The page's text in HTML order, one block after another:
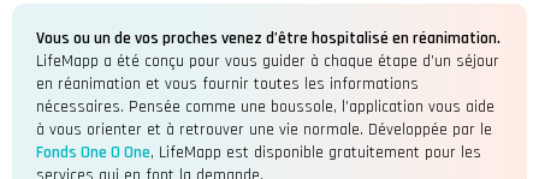
Vous ou un de vos proches venez d’être hospitalisé en réanimation.
LifeMapp a été conçu pour vous guider à chaque étape d’un séjour
en réanimation et vous fournir toutes les informations
nécessaires. Pensée comme une boussole, l’application vous aide
à vous orienter et à retrouver une vie normale. Développée par le
Fonds One O One, LifeMapp est disponible gratuitement pour les